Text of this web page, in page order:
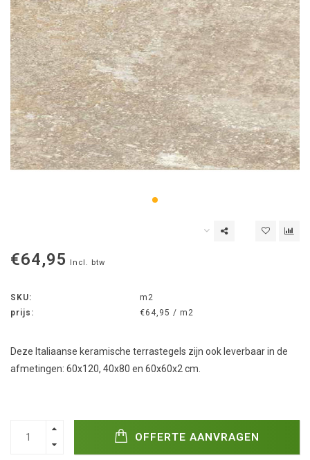
€64,95 Incl. btw
SKU:
m2
prijs:
€64,95 / m2
Deze Italiaanse keramische terrastegels zijn ook leverbaar in de
afmetingen: 60x120, 40x80 en 60x60x2 cm.
OFFERTE AANVRAGEN